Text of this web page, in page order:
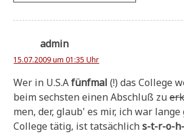
admin
15.07.2009 um 01:35 Uhr
Wer in U.S.Afünf­mal (!) das Col­lege
beim sech­sten einen Abschluß zu
men, der, glaub' es mir, ich war
Col­lege tätig, ist tat­säch­lichs-t-r-o-